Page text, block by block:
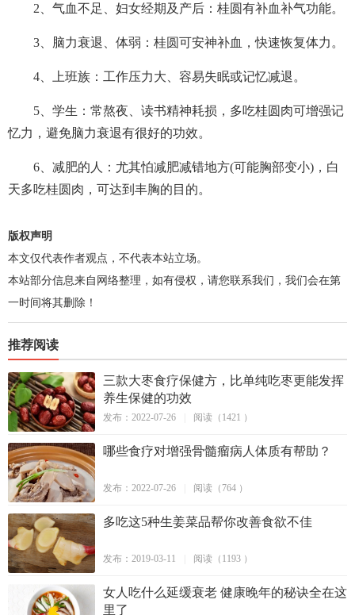
2、气血不足、妇女经期及产后：桂圆有补血补气功能。
3、脑力衰退、体弱：桂圆可安神补血，快速恢复体力。
4、上班族：工作压力大、容易失眠或记忆减退。
5、学生：常熬夜、读书精神耗损，多吃桂圆肉可增强记
忆力，避免脑力衰退有很好的功效。
6、减肥的人：尤其怕减肥减错地方(可能胸部变小)，白
天多吃桂圆肉，可达到丰胸的目的。
版权声明
本文仅代表作者观点，不代表本站立场。
本站部分信息来自网络整理，如有侵权，请您联系我们，我们会在第
一时间将其删除！
推荐阅读
三款大枣食疗保健方，比单纯吃枣更能发挥
养生保健的功效
发布：2022-07-26 阅读（1421 ）
哪些食疗对增强骨髓瘤病人体质有帮助？
发布：2022-07-26 阅读（764 ）
多吃这5种生姜菜品帮你改善食欲不佳
发布：2019-03-11 阅读（1193 ）
女人吃什么延缓衰老 健康晚年的秘诀全在这
里了